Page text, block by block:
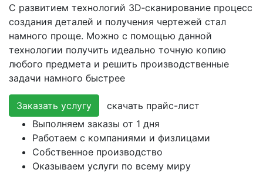
С развитием технологий 3D‑сканирование процесс
создания деталей и получения чертежей стал
намного проще. Можно с помощью данной
технологии получить идеально точную копию
любого предмета и решить производственные
задачи намного быстрее
Заказать услугу
скачать прайс-лист
Выполняем заказы от 1 дня
Работаем с компаниями и физлицами
Собственное производство
Оказываем услуги по всему миру